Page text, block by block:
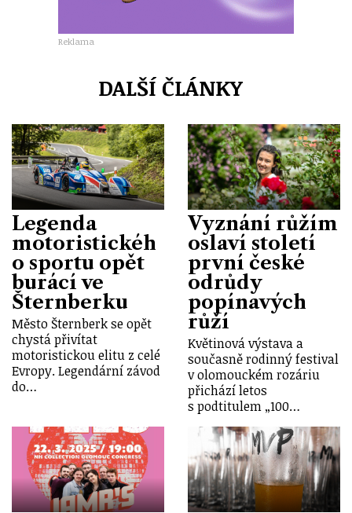
Reklama
DALŠÍ ČLÁNKY
Legenda
motoristickéh
o sportu opět
burácí ve
Šternberku
Město Šternberk se opět
chystá přivítat
motoristickou elitu z celé
Evropy. Legendární závod
do…
Vyznání růžím
oslaví století
první české
odrůdy
popínavých
růží
Květinová výstava a
současně rodinný festival
v olomouckém rozáriu
přichází letos
s podtitulem „100…